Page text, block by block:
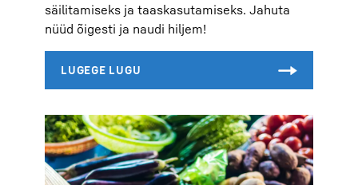
säilitamiseks ja taaskasutamiseks. Jahuta
nüüd õigesti ja naudi hiljem!